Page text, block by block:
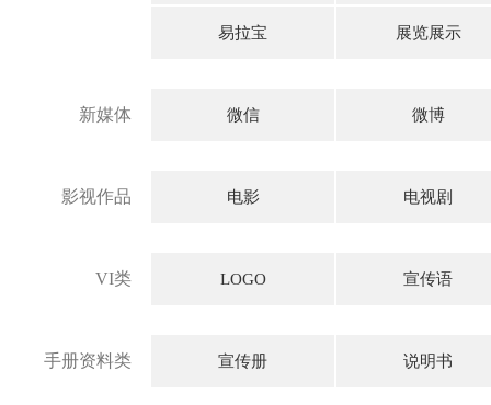
易拉宝 展览展示
新媒体 微信 微博
影视作品 电影 电视剧
VI类 LOGO 宣传语
手册资料类 宣传册 说明书